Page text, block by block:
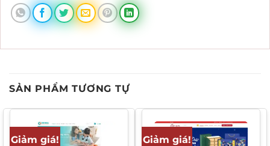
SẢN PHẨM TƯƠNG TỰ
Giảm giá! Giảm giá!